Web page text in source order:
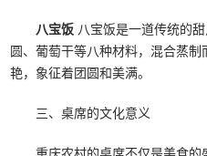
八宝饭 八宝饭是一道传统的
圆、葡萄干等八种材料，混合蒸
艳，象征着团圆和美满。
三、桌席的文化意义
重庆农村的桌席不仅是美食的